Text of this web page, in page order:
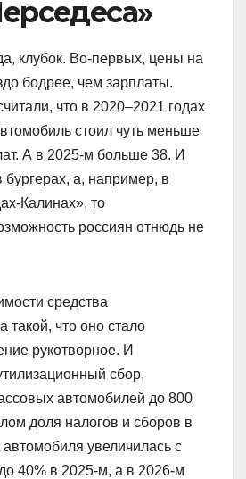
клубок. Во-первых, цены на
бодрее, чем зарплаты.
что в 2020–2021 годах
стоил чуть меньше
А в 2025-м больше 38. И
бургерах, а, например, в
Калинах», то
россиян отнюдь не
средства
такой, что оно стало
рукотворное. И
сбор,
автомобилей до 800
доля налогов и сборов в
увеличилась с
40% в 2025-м, а в 2026-м